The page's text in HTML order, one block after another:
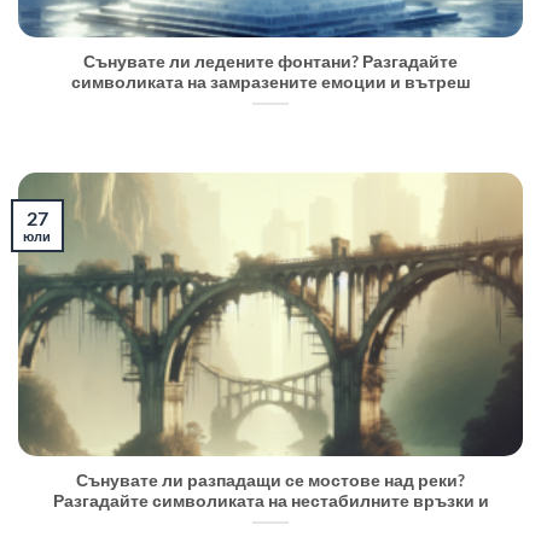
Сънувате ли ледените фонтани? Разгадайте
символиката на замразените емоции и вътреш
Сънувате ли разпадащи се мостове над реки?
Разгадайте символиката на нестабилните връзки и
27
юли